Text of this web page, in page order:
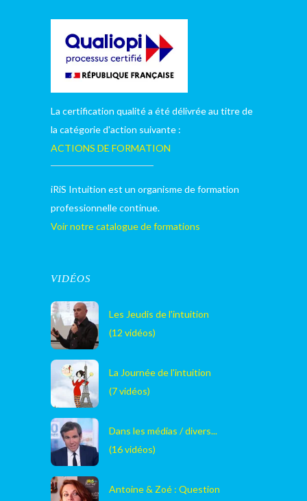
La certification qualité a été délivrée au titre de
la catégorie d'action suivante :
ACTIONS DE FORMATION
iRiS Intuition est un organisme de formation
professionnelle continue.
Voir notre catalogue de formations
VIDÉOS
Les Jeudis de l'intuition
(12 vidéos)
La Journée de l'intuition
(7 vidéos)
Dans les médias / divers...
(16 vidéos)
Antoine & Zoé : Question